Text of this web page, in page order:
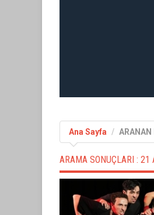
Ana Sayfa
ARAMA SONUÇLARI : 21